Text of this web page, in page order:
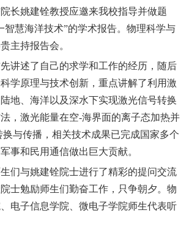
长姚建铨教授应邀来我校指导并做题
智慧海洋技术”的学术报告。物理科学与
主持报告会。
讲述了自己的求学和工作的经历，随后
学原理与技术创新，重点讲解了利用激
地、海洋以及深水下实现激光信号转换
，激光能量在空-海界面的离子态加热并
与传播，相关技术成果已完成国家多个
事和民用通信做出巨大贡献。
们与姚建铨院士进行了精彩的提问交流
士勉励师生们勤奋工作，只争朝夕。 物
电子信息学院、微电子学院师生代表听